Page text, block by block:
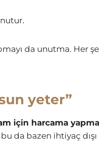
da unutma. Her
yeter”
için harcama
da bazen ihtiyaç dışı